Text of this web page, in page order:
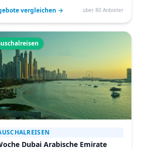
vergleichen →
über 80 Anbieter
Dubai Arabische Emirate